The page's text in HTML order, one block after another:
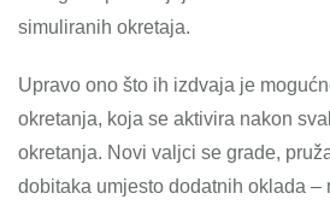
simuliranih okretaja.
Upravo ono što ih izdvaja je
okretanja, koja se aktivira nakon
okretanja. Novi valjci se grade,
dobitaka umjesto dodatnih oklada –